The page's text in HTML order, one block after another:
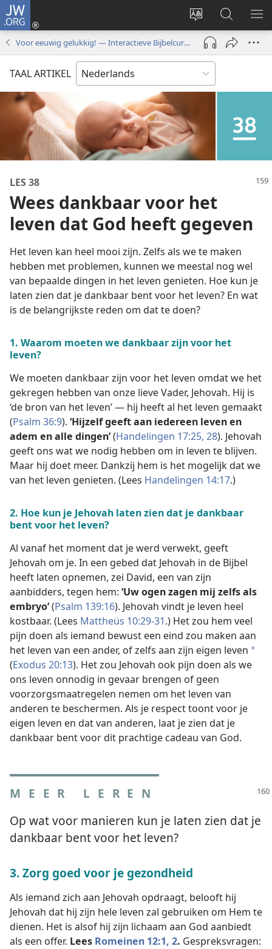
JW.ORG
Taal
site
wijzigen
Inloggen
(opent
nieuw
venster)
Zoeken
op
JW.ORG
Voor eeuwig gelukkig! — Interactieve Bijbelcursus
TAAL ARTIKEL
LES 38
Wees dankbaar voor het
leven dat God heeft gegeven
Het leven kan heel mooi zijn. Zelfs als we te maken
hebben met problemen, kunnen we meestal nog wel
van bepaalde dingen in het leven genieten. Hoe kun je
laten zien dat je dankbaar bent voor het leven? En wat
is de belangrijkste reden om dat te doen?
1. Waarom moeten we dankbaar zijn voor het
leven?
We moeten dankbaar zijn voor het leven omdat we het
gekregen hebben van onze lieve Vader, Jehovah. Hij is
‘de bron van het leven’ — hij heeft al het leven gemaakt
(Psalm 36:9). ‘Hijzelf geeft aan iedereen leven en
adem en alle dingen’(Handelingen 17:25, 28). Jehovah
geeft ons wat we nodig hebben om in leven te blijven.
Maar hij doet meer. Dankzij hem is het mogelijk dat we
van het leven genieten. (Lees Handelingen 14:17.)
2. Hoe kun je Jehovah laten zien dat je dankbaar
bent voor het leven?
Al vanaf het moment dat je werd verwekt, geeft
Jehovah om je. In een gebed dat Jehovah in de Bijbel
heeft laten opnemen, zei David, een van zijn
aanbidders, tegen hem: ‘Uw ogen zagen mij zelfs als
embryo’(Psalm 139:16). Jehovah vindt je leven heel
kostbaar. (Lees Mattheüs 10:29-31.) Het zou hem veel
pijn doen als iemand bewust een eind zou maken aan
het leven van een ander, of zelfs aan zijn eigen leven a
(Exodus 20:13). Het zou Jehovah ook pijn doen als we
ons leven onnodig in gevaar brengen of geen
voorzorgsmaatregelen nemen om het leven van
anderen te beschermen. Als je respect toont voor je
eigen leven en dat van anderen, laat je zien dat je
dankbaar bent voor dit prachtige cadeau van God.
MEER LEREN
Op wat voor manieren kun je laten zien dat je
dankbaar bent voor het leven?
3. Zorg goed voor je gezondheid
Als iemand zich aan Jehovah opdraagt, belooft hij
Jehovah dat hij zijn hele leven zal gebruiken om Hem te
dienen. Het is alsof hij zijn lichaam aan God aanbiedt
als een offer. Lees Romeinen 12:1, 2. Gespreksvragen: